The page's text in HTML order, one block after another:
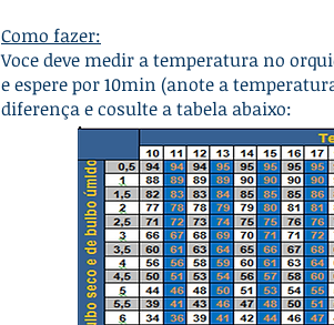
Como fazer:
Voce deve medir a temperatura no
e espere por 10min (anote a
diferença e cosulte a tabela abaixo: